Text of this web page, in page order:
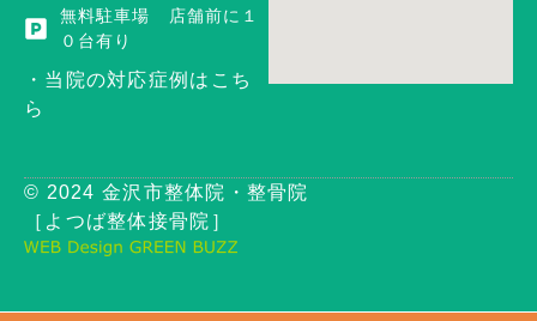
無料駐車場 店舗前に１
０台有り
・当院の対応症例はこち
ら
© 2024 金沢市整体院・整骨院
［よつば整体接骨院］